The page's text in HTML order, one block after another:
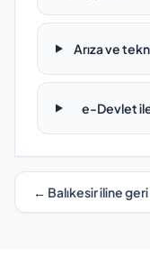
Arıza ve
e-Devlet ile
← Balıkesir iline